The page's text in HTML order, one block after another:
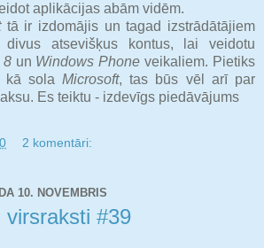
aplikācijas abām vidēm.
tā ir izdomājis un tagad izstrādātājiem
divus atsevišķus kontus, lai veidotu
8un Windows Phone veikaliem. Pietiks
kā solaMicrosoft, tas būs vēl arī par
Es teiktu - izdevīgs piedāvājums
2 komentāri:
10. NOVEMBRIS
virsraksti #39